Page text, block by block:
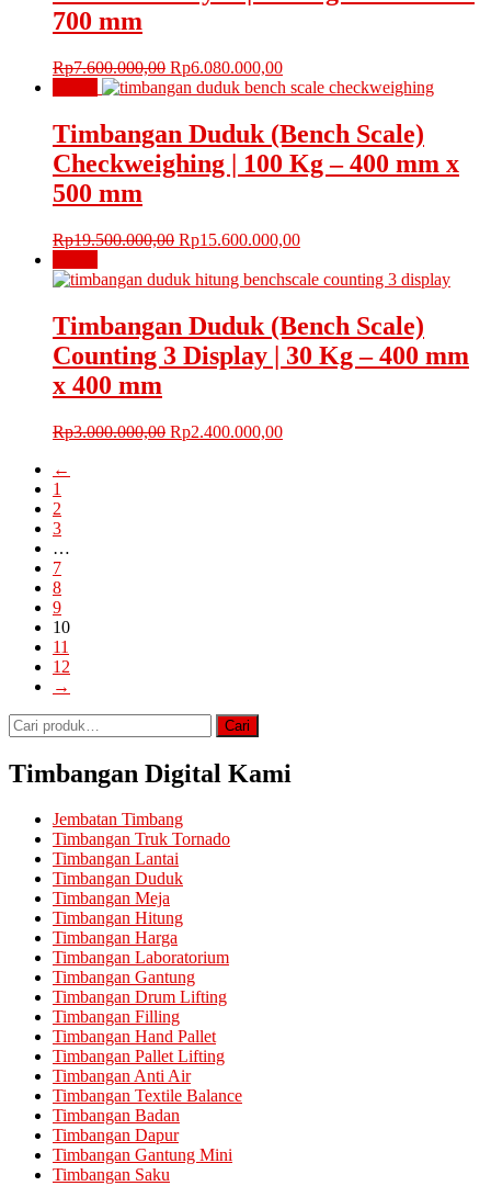
700 mm
Rp7.600.000,00 Harga
aslinya
Rp7.600.000,00.
Rp6.080.000,00Harga
saat
adalah:
Rp6.080.000,00.
Timbangan Duduk (Bench Scale)
Checkweighing | 100 Kg – 400 mm x
500 mm
Rp19.500.000,00 Harga
adalah:
Rp15.600.000,00Harga
ini
Rp15.600.000,00.
Timbangan Duduk (Bench Scale)
Counting 3 Display | 30 Kg – 400 mm
x 400 mm
Rp3.000.000,00 Harga
Rp2.400.000,00Harga
←
1
2
3
…
7
8
9
10
11
12
→
Pencarian
untuk:
Cari
Timbangan Digital Kami
Jembatan Timbang
Timbangan Truk Tornado
Timbangan Lantai
Timbangan Duduk
Timbangan Meja
Timbangan Hitung
Timbangan Harga
Timbangan Laboratorium
Timbangan Gantung
Timbangan Drum Lifting
Timbangan Filling
Timbangan Hand Pallet
Timbangan Pallet Lifting
Timbangan Anti Air
Timbangan Textile Balance
Timbangan Badan
Timbangan Dapur
Timbangan Gantung Mini
Timbangan Saku